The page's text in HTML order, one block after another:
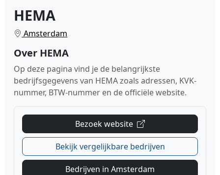
HEMA
Amsterdam
Over HEMA
Op deze pagina vind je de belangrijkste
bedrijfsgegevens van HEMA zoals adressen, KVK-
nummer, BTW-nummer en de officiële website.
Bezoek website
Bekijk vergelijkbare bedrijven
Bedrijven in Amsterdam